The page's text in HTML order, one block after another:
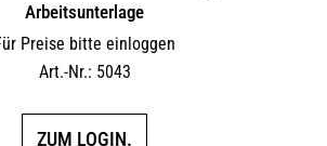
Arbeitsunterlage
Preise bitte einloggen
Art.-Nr.: 5043
ZUM LOGIN.